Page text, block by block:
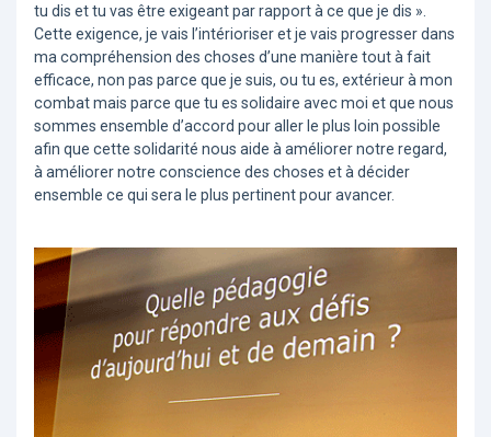
tu dis et tu vas être exigeant par rapport à ce que je dis ».
Cette exigence, je vais l’intérioriser et je vais progresser dans
ma compréhension des choses d’une manière tout à fait
efficace, non pas parce que je suis, ou tu es, extérieur à mon
combat mais parce que tu es solidaire avec moi et que nous
sommes ensemble d’accord pour aller le plus loin possible
afin que cette solidarité nous aide à améliorer notre regard,
à améliorer notre conscience des choses et à décider
ensemble ce qui sera le plus pertinent pour avancer.